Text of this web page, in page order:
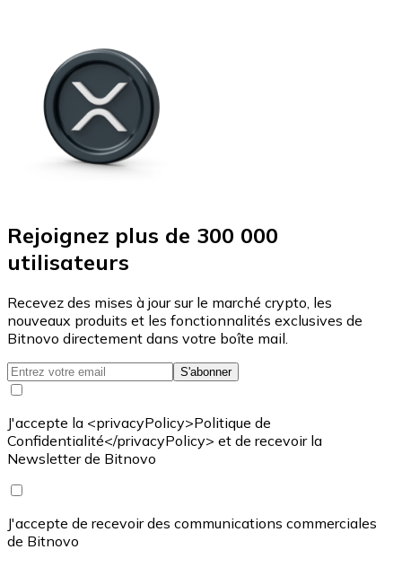
Rejoignez plus de 300 000
utilisateurs
Recevez des mises à jour sur le marché crypto, les
nouveaux produits et les fonctionnalités exclusives de
Bitnovo directement dans votre boîte mail.
S'abonner
J'accepte la <privacyPolicy>Politique de
Confidentialité</privacyPolicy> et de recevoir la
Newsletter de Bitnovo
J'accepte de recevoir des communications commerciales
de Bitnovo